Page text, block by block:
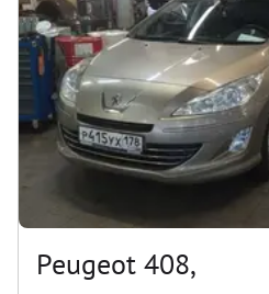
Peugeot 408,